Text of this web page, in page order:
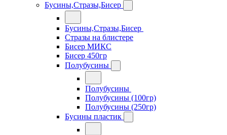
Бусины,Стразы,Бисер
Бусины,Стразы,Бисер
Стразы на блистере
Бисер МИКС
Бисер 450гр
Полубусины
Полубусины
Полубусины (100гр)
Полубусины (250гр)
Бусины пластик